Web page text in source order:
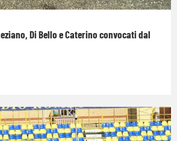
Di Bello e Caterino convocati dal